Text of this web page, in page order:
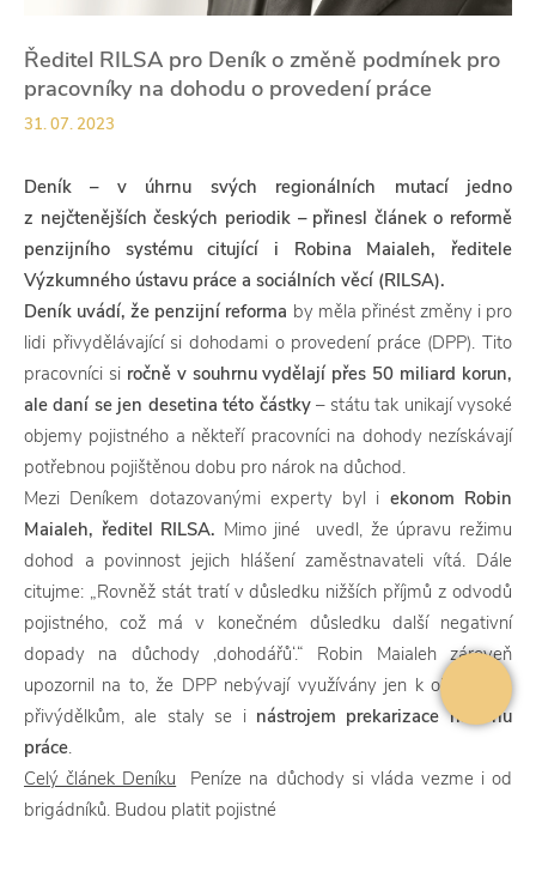
Ředitel RILSA pro Deník o změně podmínek pro
pracovníky na dohodu o provedení práce
31. 07. 2023
Deník – v úhrnu svých regionálních mutací jedno
z nejčtenějších českých periodik – přinesl článek o reformě
penzijního systému citující i Robina Maialeh, ředitele
Výzkumného ústavu práce a sociálních věcí (RILSA).
Deník uvádí, že penzijní reforma by měla přinést změny i pro
lidi přivydělávající si dohodami o provedení práce (DPP). Tito
pracovníci si ročně v souhrnu vydělají přes 50 miliard korun,
ale daní se jen desetina této částky– státu tak unikají vysoké
objemy pojistného a někteří pracovníci na dohody nezískávají
potřebnou pojištěnou dobu pro nárok na důchod.
Mezi Deníkem dotazovanými experty byl i ekonom Robin
Maialeh, ředitel RILSA. Mimo jiné uvedl, že úpravu režimu
dohod a povinnost jejich hlášení zaměstnavateli vítá. Dále
citujme: „Rovněž stát tratí v důsledku nižších příjmů z odvodů
pojistného, což má v konečném důsledku další negativní
dopady na důchody ‚dohodářů‘.“ Robin Maialeh zároveň
upozornil na to, že DPP nebývají využívány jen k občasným
přivýdělkům, ale staly se i nástrojem prekarizace na trhu
práce.
Celý článek Deníku Peníze na důchody si vláda vezme i od
brigádníků. Budou platit pojistné